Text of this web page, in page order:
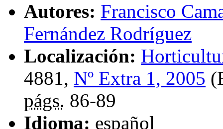
Autores: Francisco
Fernández Rodríguez
Localización:
4881, Nº Extra 1, 2005
págs. 86-89
Idioma: español